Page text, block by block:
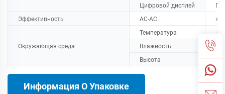
Цифровой дисплей
Эффективность
AC-AC
Окружающая среда
Температура
-
Влажность
Высота
Информация О Упаковке